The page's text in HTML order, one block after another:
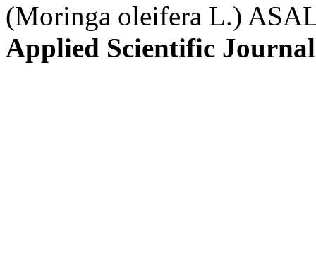
(Moringa oleifera L.)
Applied Scientific Journal